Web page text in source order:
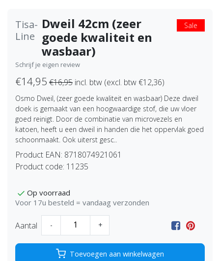
Tisa-
Line
Dweil 42cm (zeer
goede kwaliteit en
wasbaar)
Sale
Schrijf je eigen review
€14,95 €16,95 incl. btw (excl. btw €12,36)
Osmo Dweil, (zeer goede kwaliteit en wasbaar) Deze dweil
doek is gemaakt van een hoogwaardige stof, die uw vloer
goed reinigt. Door de combinatie van microvezels en
katoen, heeft u een dweil in handen die het oppervlak goed
schoonmaakt. Ook uiterst gesc..
Product EAN: 8718074921061
Product code: 11235
Op voorraad
Voor 17u besteld = vandaag verzonden
Aantal - +
Toevoegen aan winkelwagen